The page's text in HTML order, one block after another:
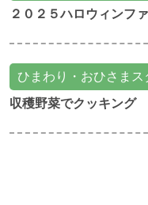
２０２５ハロウィンフ
ひまわり・おひさま
収穫野菜でクッキング